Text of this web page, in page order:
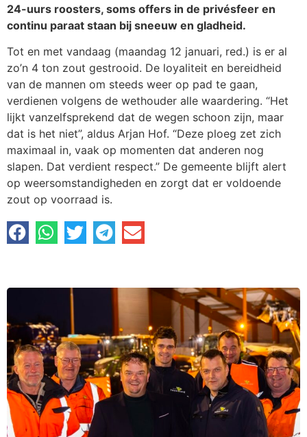
24-uurs roosters, soms offers in de privésfeer en
continu paraat staan bij sneeuw en gladheid.
Tot en met vandaag (maandag 12 januari, red.) is er al
zo’n 4 ton zout gestrooid. De loyaliteit en bereidheid
van de mannen om steeds weer op pad te gaan,
verdienen volgens de wethouder alle waardering. “Het
lijkt vanzelfsprekend dat de wegen schoon zijn, maar
dat is het niet”, aldus Arjan Hof. “Deze ploeg zet zich
maximaal in, vaak op momenten dat anderen nog
slapen. Dat verdient respect.” De gemeente blijft alert
op weersomstandigheden en zorgt dat er voldoende
zout op voorraad is.